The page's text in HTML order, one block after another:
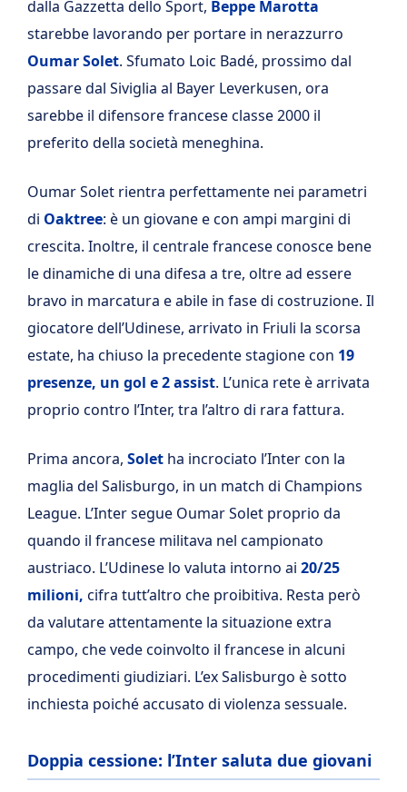
dalla Gazzetta dello Sport, Beppe Marotta
starebbe lavorando per portare in nerazzurro
Oumar Solet. Sfumato Loic Badé, prossimo dal
passare dal Siviglia al Bayer Leverkusen, ora
sarebbe il difensore francese classe 2000 il
preferito della società meneghina.
Oumar Solet rientra perfettamente nei parametri
di Oaktree: è un giovane e con ampi margini di
crescita. Inoltre, il centrale francese conosce bene
le dinamiche di una difesa a tre, oltre ad essere
bravo in marcatura e abile in fase di costruzione. Il
giocatore dell’Udinese, arrivato in Friuli la scorsa
estate, ha chiuso la precedente stagione con 19
presenze, un gol e 2 assist. L’unica rete è arrivata
proprio contro l’Inter, tra l’altro di rara fattura.
Prima ancora, Solet ha incrociato l’Inter con la
maglia del Salisburgo, in un match di Champions
League. L’Inter segue Oumar Solet proprio da
quando il francese militava nel campionato
austriaco. L’Udinese lo valuta intorno ai 20/25
milioni, cifra tutt’altro che proibitiva. Resta però
da valutare attentamente la situazione extra
campo, che vede coinvolto il francese in alcuni
procedimenti giudiziari. L’ex Salisburgo è sotto
inchiesta poiché accusato di violenza sessuale.
Doppia cessione: l’Inter saluta due giovani